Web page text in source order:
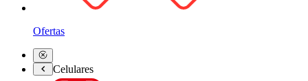
Ofertas
Celulares